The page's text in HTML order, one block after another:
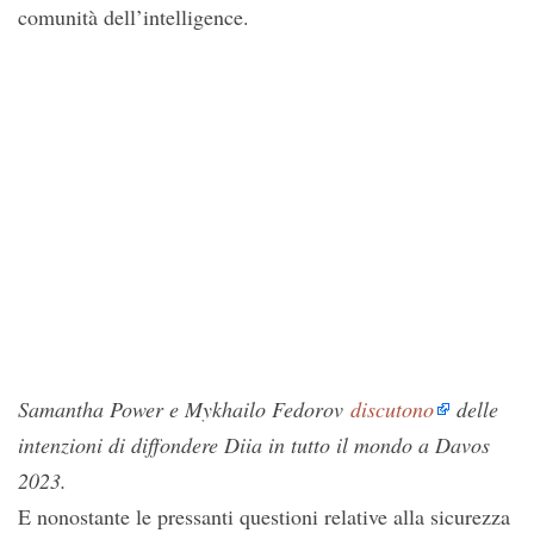
comunità dell’intelligence.
Samantha Power e Mykhailo Fedorov discutono
delle
intenzioni di diffondere Diia in tutto il mondo a Davos
2023.
E nonostante le pressanti questioni relative alla sicurezza